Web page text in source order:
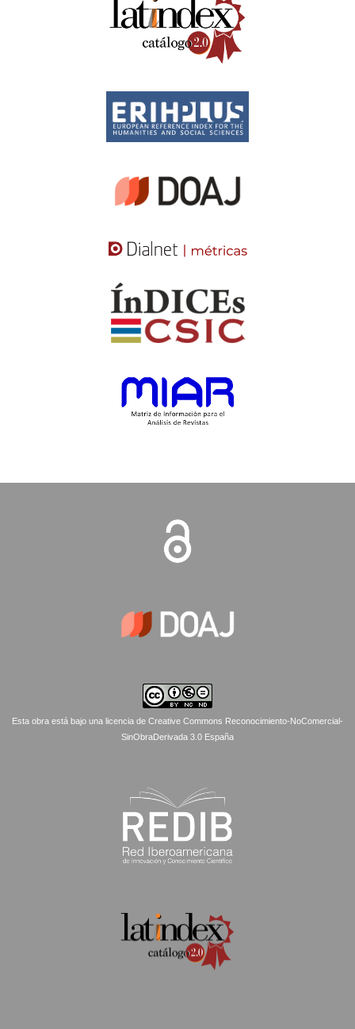
Esta obra está bajo una licencia de Creative Commons Reconocimiento-NoComercial-
SinObraDerivada 3.0 España